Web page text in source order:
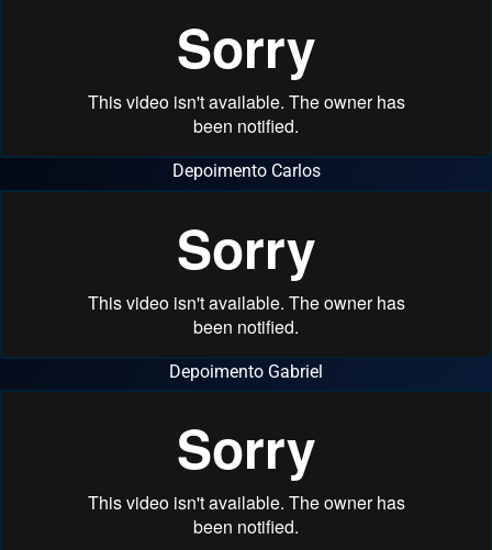
Depoimento Carlos
Depoimento Gabriel